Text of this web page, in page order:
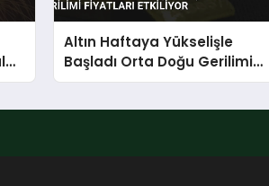
Altın Haftaya Yükselişle
Başladı Orta Doğu Gerilimi
Fiyatları Etkiliyor